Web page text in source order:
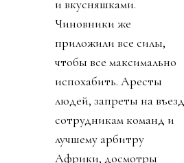
и вкусняшками.
Чиновники же
приложили все силы,
чтобы все максимально
испохабить. Аресты
людей, запреты на въезд
сотрудникам команд и
лучшему арбитру
Африки, досмотры